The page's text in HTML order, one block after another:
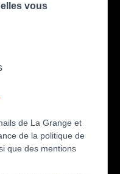
vous
de La Grange et
de la politique de
que des mentions